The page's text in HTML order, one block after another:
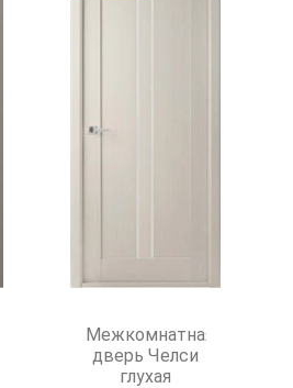
Межкомнатная
дверь Челси
глухая